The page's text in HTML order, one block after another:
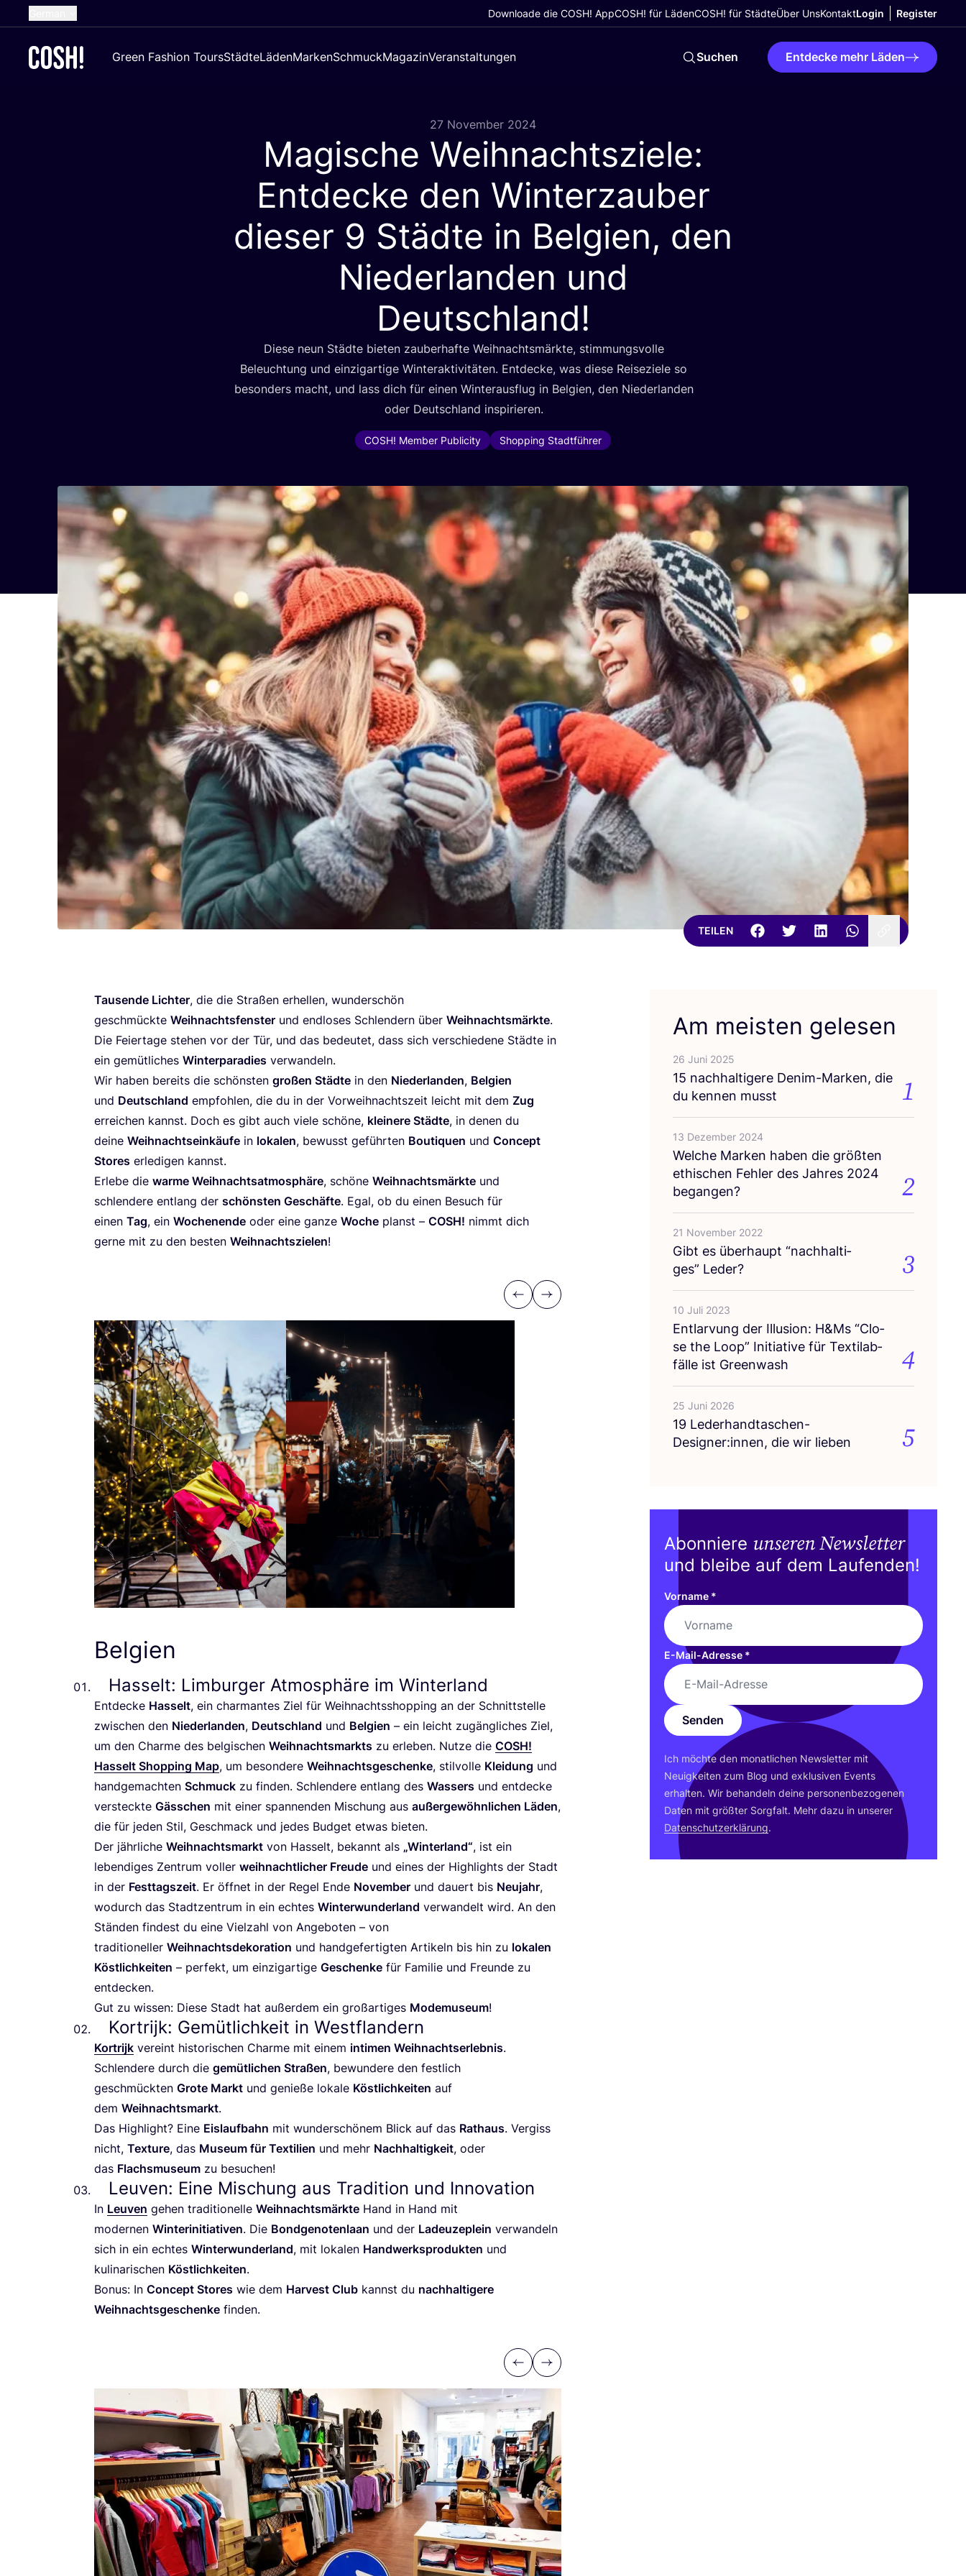
Dutch
Downloade die COSH! AppCOSH! für LädenCOSH! für StädteÜber UnsKontaktLogin Register
Green Fashion ToursStädteLädenMarkenSchmuckMagazinVeranstaltungen Suchen Entdecke mehr Läden
27 November 2024
Magische Weihnachtsziele:
Entdecke den Winterzauber
dieser 9 Städte in Belgien, den
Niederlanden und
Deutschland!
Die­se neun Städ­te bie­ten zau­ber­haf­te Weih­nachts­märk­te, stim­mungs­vol­le
Beleuch­tung und ein­zig­ar­ti­ge Win­ter­ak­ti­vi­tä­ten. Ent­de­cke, was die­se Rei­se­zie­le so
beson­ders macht, und lass dich für einen Win­ter­aus­flug in Bel­gi­en, den Nie­der­lan­den
oder Deutsch­land inspirieren.
COSH! Member Publicity Shopping Stadtführer
TEILEN
Tau­sen­de Lich­ter, die die Stra­ßen erhel­len, wun­der­schön
geschmück­te Weih­nachts­fens­ter und end­lo­ses Schlen­dern über Weih­nachts­märk­te.
Die Fei­er­ta­ge ste­hen vor der Tür, und das bedeu­tet, dass sich ver­schie­de­ne Städ­te in
ein gemüt­li­ches Win­ter­pa­ra­dies verwandeln.
Wir haben bereits die schöns­ten gro­ßen Städ­te in den Nie­der­lan­den, Bel­gi­en
und Deutsch­land emp­foh­len, die du in der Vor­weih­nachts­zeit leicht mit dem Zug
errei­chen kannst. Doch es gibt auch vie­le schö­ne, klei­ne­re Städ­te, in denen du
dei­ne Weih­nachts­ein­käu­fe in loka­len, bewusst geführ­ten Bou­ti­quen und Con­cept
Stores erle­di­gen kannst.
Erle­be die war­me Weih­nachts­at­mo­sphä­re, schö­ne Weih­nachts­märk­te und
schlen­de­re ent­lang der schöns­ten Geschäf­te. Egal, ob du einen Besuch für
einen Tag, ein Wochen­en­de oder eine gan­ze Woche planst – COSH! nimmt dich
ger­ne mit zu den bes­ten Weih­nachts­zie­len!
Previous
Next
Belgien
Hasselt: Limburger Atmosphäre im Winterland
Ent­de­cke Has­selt, ein char­man­tes Ziel für Weih­nachts­shop­ping an der Schnitt­stel­le
zwi­schen den Nie­der­lan­den, Deutsch­land und Bel­gi­en – ein leicht zugäng­li­ches Ziel,
um den Charme des bel­gi­schen Weih­nachts­markts zu erle­ben. Nut­ze die COSH!
Has­selt Shop­ping Map, um beson­de­re Weih­nachts­ge­schen­ke, stil­vol­le Klei­dung und
hand­ge­mach­ten Schmuck zu fin­den. Schlen­de­re ent­lang des Was­sers und ent­de­cke
ver­steck­te Gäss­chen mit einer span­nen­den Mischung aus außer­ge­wöhn­li­chen Läden,
die für jeden Stil, Geschmack und jedes Bud­get etwas bieten.
Der jähr­li­che Weih­nachts­markt von Has­selt, bekannt als „Win­ter­land“, ist ein
leben­di­ges Zen­trum vol­ler weih­nacht­li­cher Freu­de und eines der High­lights der Stadt
in der Fest­tags­zeit. Er öff­net in der Regel Ende Novem­ber und dau­ert bis Neu­jahr,
wodurch das Stadt­zen­trum in ein ech­tes Win­ter­wun­der­land ver­wan­delt wird. An den
Stän­den fin­dest du eine Viel­zahl von Ange­bo­ten – von
tra­di­tio­nel­ler Weih­nachts­de­ko­ra­ti­on und hand­ge­fer­tig­ten Arti­keln bis hin zu loka­len
Köst­lich­kei­ten – per­fekt, um ein­zig­ar­ti­ge Geschen­ke für Fami­lie und Freun­de zu
entdecken.
Gut zu wis­sen: Die­se Stadt hat außer­dem ein groß­ar­ti­ges Mode­mu­se­um!
Kortrijk: Gemütlichkeit in Westflandern
Kor­tri­jk ver­eint his­to­ri­schen Charme mit einem inti­men Weih­nachts­er­leb­nis.
Schlen­de­re durch die gemüt­li­chen Stra­ßen, bewun­de­re den fest­lich
geschmück­ten Gro­te Markt und genie­ße loka­le Köst­lich­kei­ten auf
dem Weih­nachts­markt.
Das High­light? Eine Eis­lauf­bahn mit wun­der­schö­nem Blick auf das Rat­haus. Ver­giss
nicht, Tex­tu­re, das Muse­um für Tex­ti­li­en und mehr Nach­hal­tig­keit, oder
das Flachs­mu­se­um zu besuchen!
Leuven: Eine Mischung aus Tradition und Innovation
In Leu­ven gehen tra­di­tio­nel­le Weih­nachts­märk­te Hand in Hand mit
moder­nen Win­ter­initia­ti­ven. Die Bond­ge­no­ten­la­an und der Ladeu­ze­p­lein ver­wan­deln
sich in ein ech­tes Win­ter­wun­der­land, mit loka­len Hand­werks­pro­duk­ten und
kuli­na­ri­schen Köst­lich­kei­ten.
Bonus: In Con­cept Stores wie dem Har­ve­st Club kannst du nach­hal­ti­ge­re
Weih­nachts­ge­schen­ke finden.
Previous
Next
Am meisten gelesen
26 Juni 2025
15 nach­hal­ti­ge­re Den­im-Mar­ken, die
du ken­nen musst
1
13 Dezember 2024
Wel­che Mar­ken haben die größ­ten
ethi­schen Feh­ler des Jah­res 2024
begangen?
2
21 November 2022
Gibt es über­haupt “nach­hal­ti­
ges” Leder?
3
10 Juli 2023
Ent­lar­vung der Illu­si­on: H&Ms “Clo­
se the Loop” Initia­ti­ve für Tex­til­ab­
fäl­le ist Greenwash
4
25 Juni 2026
19 Lederhandtaschen-
Designer:innen, die wir lieben
5
Abonniere unseren Newsletter
und bleibe auf dem Laufenden!
Vorname *
E-Mail-Adresse *
Senden
Ich möch­te den monat­li­chen News­let­ter mit
Neu­ig­kei­ten zum Blog und exklu­si­ven Events
erhal­ten. Wir behan­deln dei­ne per­so­nen­be­zo­ge­nen
Daten mit größ­ter Sorg­falt. Mehr dazu in unse­rer
Daten­schutz­er­klä­rung.